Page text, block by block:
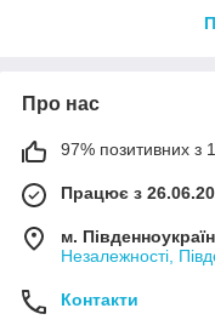
Наші ціни в 2-3 рази
знайдете для себе і
Про нас
97% позитивних з
Працює з
м.
Незалежності,
Контакти